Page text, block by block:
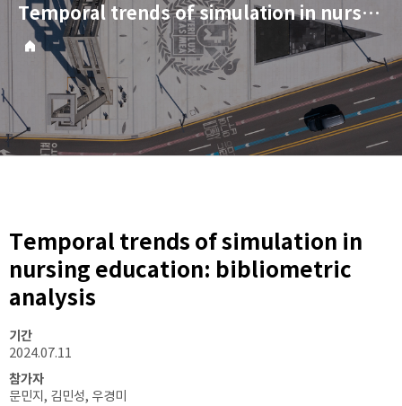
Temporal trends of simulation in nursing education: bibliometric analysis
Temporal trends of simulation in
nursing education: bibliometric
analysis
기간
2024.07.11
참가자
문민지, 김민성, 우경미